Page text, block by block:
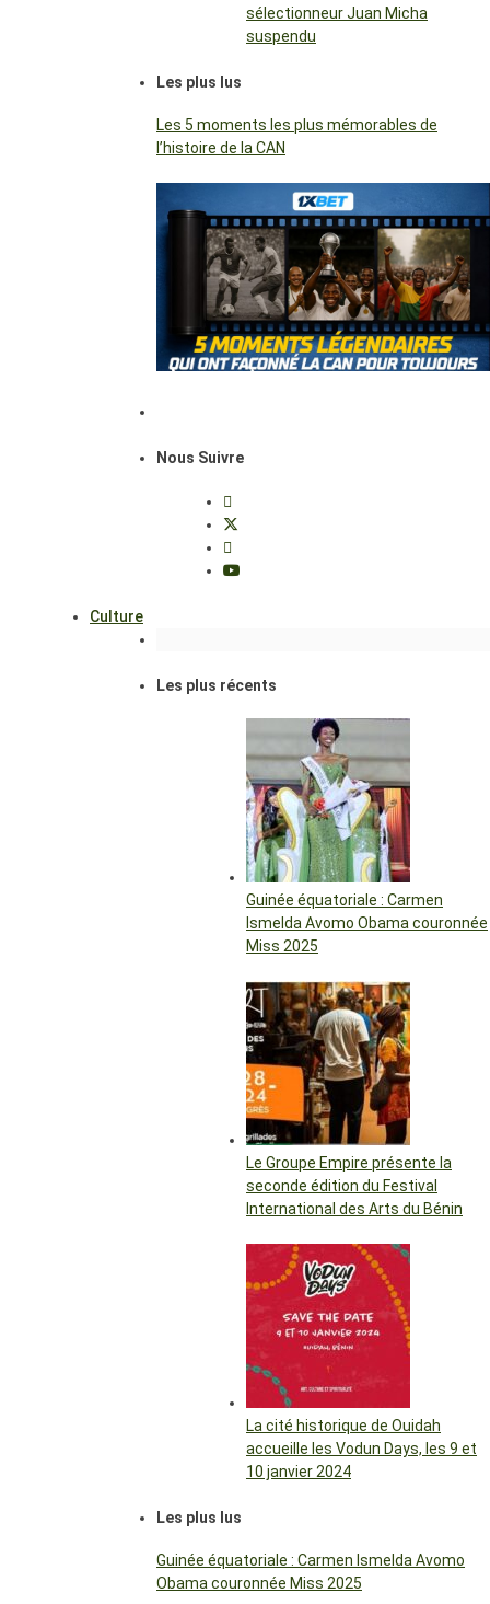
sélectionneur Juan Micha
suspendu
Les plus lus
Les 5 moments les plus mémorables de
l’histoire de la CAN
Nous Suivre
Culture
Les plus récents
Guinée équatoriale : Carmen
Ismelda Avomo Obama couronnée
Miss 2025
Le Groupe Empire présente la
seconde édition du Festival
International des Arts du Bénin
La cité historique de Ouidah
accueille les Vodun Days, les 9 et
10 janvier 2024
Les plus lus
Guinée équatoriale : Carmen Ismelda Avomo
Obama couronnée Miss 2025